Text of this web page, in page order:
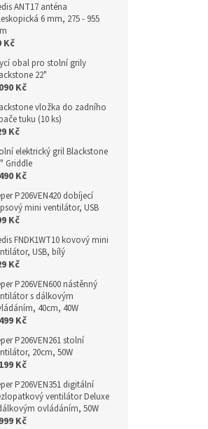
ANT17 anténa
6 mm, 275 - 955
Kč
obal pro stolní grily
22"
Kč
vložka do zadního
tuku (10 ks)
Kč
elektrický gril Blackstone
Griddle
Kč
P206VEN420 dobíjecí
mini ventilátor, USB
Kč
FNDK1WT10 kovový mini
USB, bílý
Kč
P206VEN600 nástěnný
s dálkovým
40cm, 40W
Kč
P206VEN261 stolní
20cm, 50W
Kč
P206VEN351 digitální
ventilátor Deluxe
ovládáním, 50W
Kč